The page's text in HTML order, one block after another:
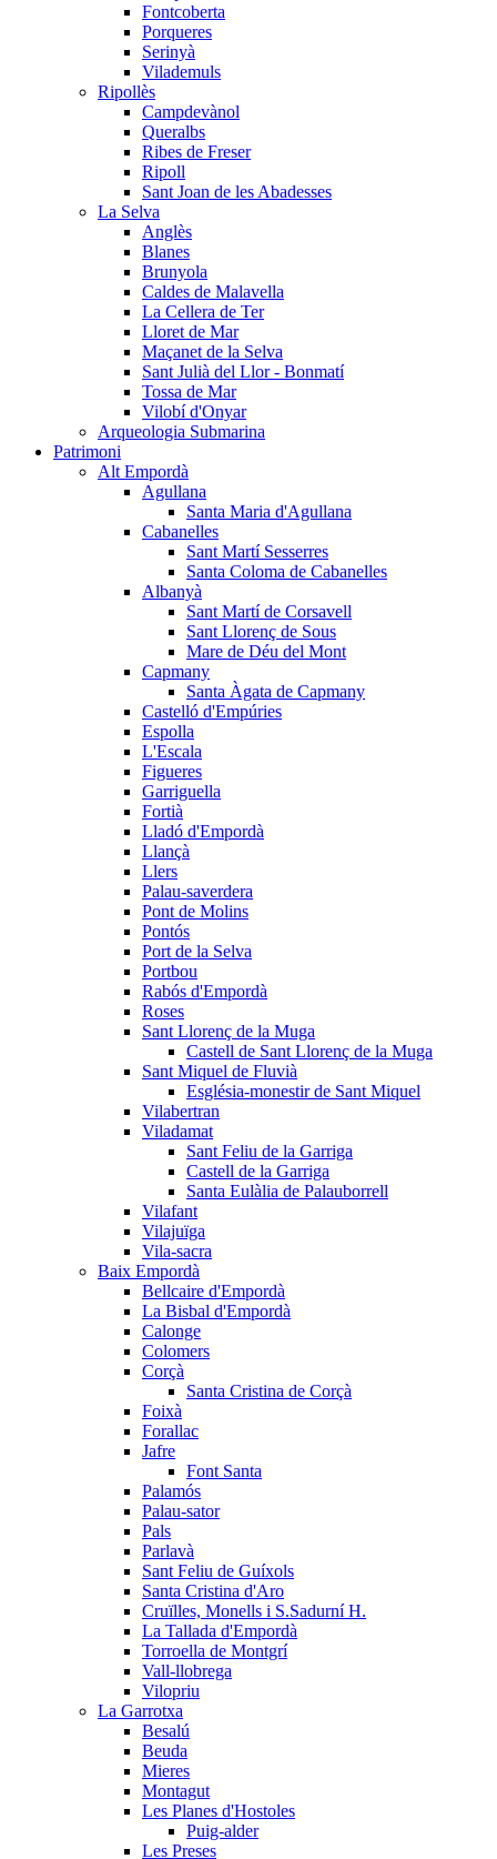
Fontcoberta
Porqueres
Serinyà
Vilademuls
Ripollès
Campdevànol
Queralbs
Ribes de Freser
Ripoll
Sant Joan de les Abadesses
La Selva
Anglès
Blanes
Brunyola
Caldes de Malavella
La Cellera de Ter
Lloret de Mar
Maçanet de la Selva
Sant Julià del Llor - Bonmatí
Tossa de Mar
Vilobí d'Onyar
Arqueologia Submarina
Patrimoni
Alt Empordà
Agullana
Santa Maria d'Agullana
Cabanelles
Sant Martí Sesserres
Santa Coloma de Cabanelles
Albanyà
Sant Martí de Corsavell
Sant Llorenç de Sous
Mare de Déu del Mont
Capmany
Santa Àgata de Capmany
Castelló d'Empúries
Espolla
L'Escala
Figueres
Garriguella
Fortià
Lladó d'Empordà
Llançà
Llers
Palau-saverdera
Pont de Molins
Pontós
Port de la Selva
Portbou
Rabós d'Empordà
Roses
Sant Llorenç de la Muga
Castell de Sant Llorenç de la Muga
Sant Miquel de Fluvià
Església-monestir de Sant Miquel
Vilabertran
Viladamat
Sant Feliu de la Garriga
Castell de la Garriga
Santa Eulàlia de Palauborrell
Vilafant
Vilajuïga
Vila-sacra
Baix Empordà
Bellcaire d'Empordà
La Bisbal d'Empordà
Calonge
Colomers
Corçà
Santa Cristina de Corçà
Foixà
Forallac
Jafre
Font Santa
Palamós
Palau-sator
Pals
Parlavà
Sant Feliu de Guíxols
Santa Cristina d'Aro
Cruïlles, Monells i S.Sadurní H.
La Tallada d'Empordà
Torroella de Montgrí
Vall-llobrega
Vilopriu
La Garrotxa
Besalú
Beuda
Mieres
Montagut
Les Planes d'Hostoles
Puig-alder
Les Preses